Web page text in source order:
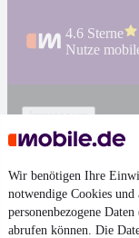
Wir benötigen Ihre
notwendige Cookies und
personenbezogene
abrufen können. Die
4.6 Sterne
Nutze
Impressum
AGB
Vertrag widerrufen
Datenschutz